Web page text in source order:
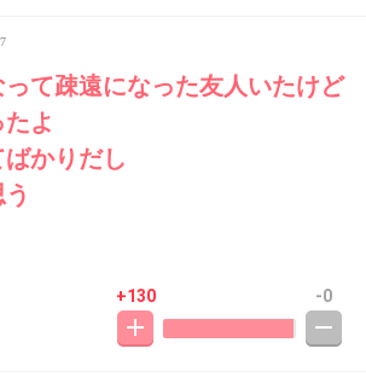
て疎遠になった友人いたけど
よ
かりだし
+130 -0